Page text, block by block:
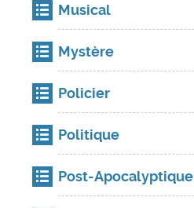
Musical
Mystère
Policier
Politique
Post-Apocalyptique